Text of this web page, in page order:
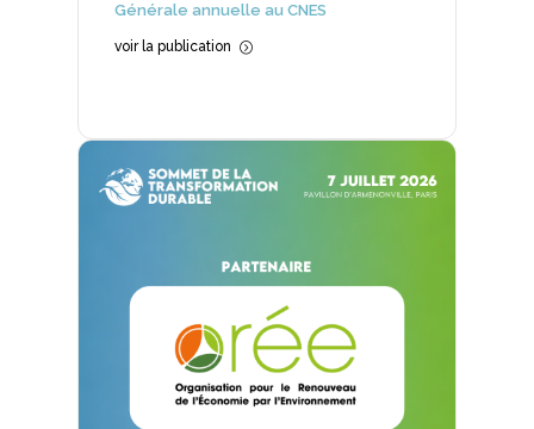
Générale annuelle au CNES
voir la publication =